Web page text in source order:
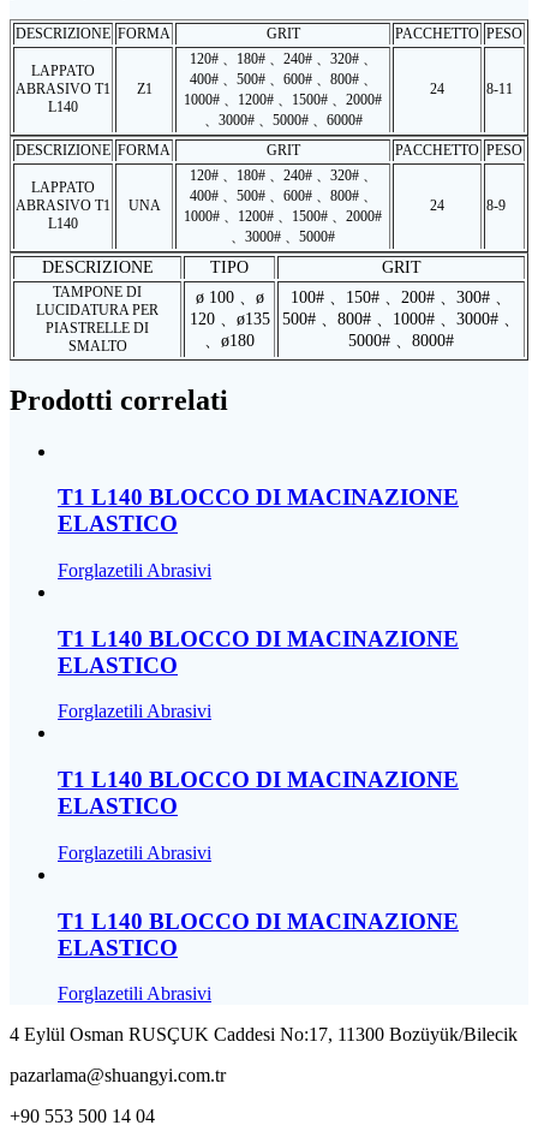
DESCRIZIONE FORMA GRIT PACCHETTO PESO
LAPPATO
ABRASIVO T1
L140
Z1
120# 、180# 、240# 、320# 、
400# 、500# 、600# 、800# 、
1000# 、1200# 、1500# 、2000#
、3000# 、5000# 、6000#
24 8-11
DESCRIZIONE FORMA GRIT PACCHETTO PESO
LAPPATO
ABRASIVO T1
L140
UNA
120# 、180# 、240# 、320# 、
400# 、500# 、600# 、800# 、
1000# 、1200# 、1500# 、2000#
、3000# 、5000#
24 8-9
DESCRIZIONE TIPO GRIT
TAMPONE DI
LUCIDATURA PER
PIASTRELLE DI
SMALTO
ø 100 、ø
120 、ø135
、ø180
100# 、150# 、200# 、300# 、
500# 、800# 、1000# 、3000# 、
5000# 、8000#
Prodotti correlati
T1 L140 BLOCCO DI MACINAZIONE
ELASTICO
Forglazetili Abrasivi
T1 L140 BLOCCO DI MACINAZIONE
ELASTICO
Forglazetili Abrasivi
T1 L140 BLOCCO DI MACINAZIONE
ELASTICO
Forglazetili Abrasivi
T1 L140 BLOCCO DI MACINAZIONE
ELASTICO
Forglazetili Abrasivi
4 Eylül Osman RUSÇUK Caddesi No:17, 11300 Bozüyük/Bilecik
pazarlama@shuangyi.com.tr
+90 553 500 14 04